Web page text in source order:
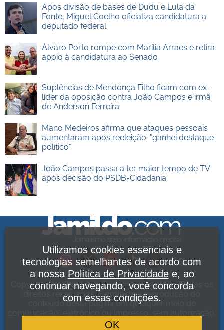
Após divisão de bases de Dudu e Lula da
Fonte, Miguel Coelho oficializa candidatura a
deputado federal
Álvaro Porto rompe com Marília Arraes e retira
apoio à candidatura ao Senado
Suplências de Mendonça Filho ficam com ex-
líder da oposição contra João Campos e irmã
de Anderson Ferreira
Mano Medeiros afirma que ataques pessoais
aumentaram após reeleição: "ganhei destaque
político"
João Campos passa a ter maior tempo de TV
após decisão do PSDB-Cidadania
Copyright Jamildo Melo Comunicações Ltda. Todos os
direitos reservados. É proibida a reprodução do
conteúdo desta página em qualquer meio de
Política de Privacidade
Utilizamos cookies essenciais e
tecnologias semelhantes de acordo com
a nossa Política de Privacidadee, ao
continuar navegando, você concorda
com essas condições.
OK